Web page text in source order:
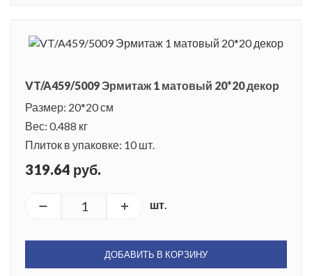
VT/A459/5009 Эрмитаж 1 матовый 20*20 декор
Размер: 20*20 см
Вес: 0.488 кг
Плиток в упаковке: 10 шт.
319.64 руб.
шт.
ДОБАВИТЬ В КОРЗИНУ